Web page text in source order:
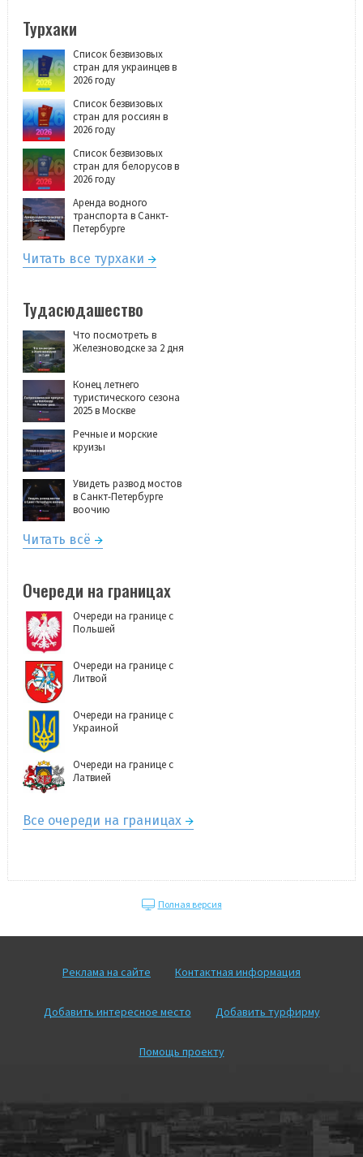
Турхаки
Список безвизовых
стран для украинцев в
2026 году
Список безвизовых
стран для россиян в
2026 году
Список безвизовых
стран для белорусов в
2026 году
Аренда водного
транспорта в Санкт-
Петербурге
Читать все турхаки
Тудасюдашество
Что посмотреть в
Железноводске за 2 дня
Конец летнего
туристического сезона
2025 в Москве
Речные и морские
круизы
Увидеть развод мостов
в Санкт-Петербурге
воочию
Читать всё
Очереди на границах
Очереди на границе с
Польшей
Очереди на границе с
Литвой
Очереди на границе с
Украиной
Очереди на границе с
Латвией
Все очереди на границах
Полная версия
Реклама на сайте Контактная информация
Добавить интересное место Добавить турфирму
Помощь проекту